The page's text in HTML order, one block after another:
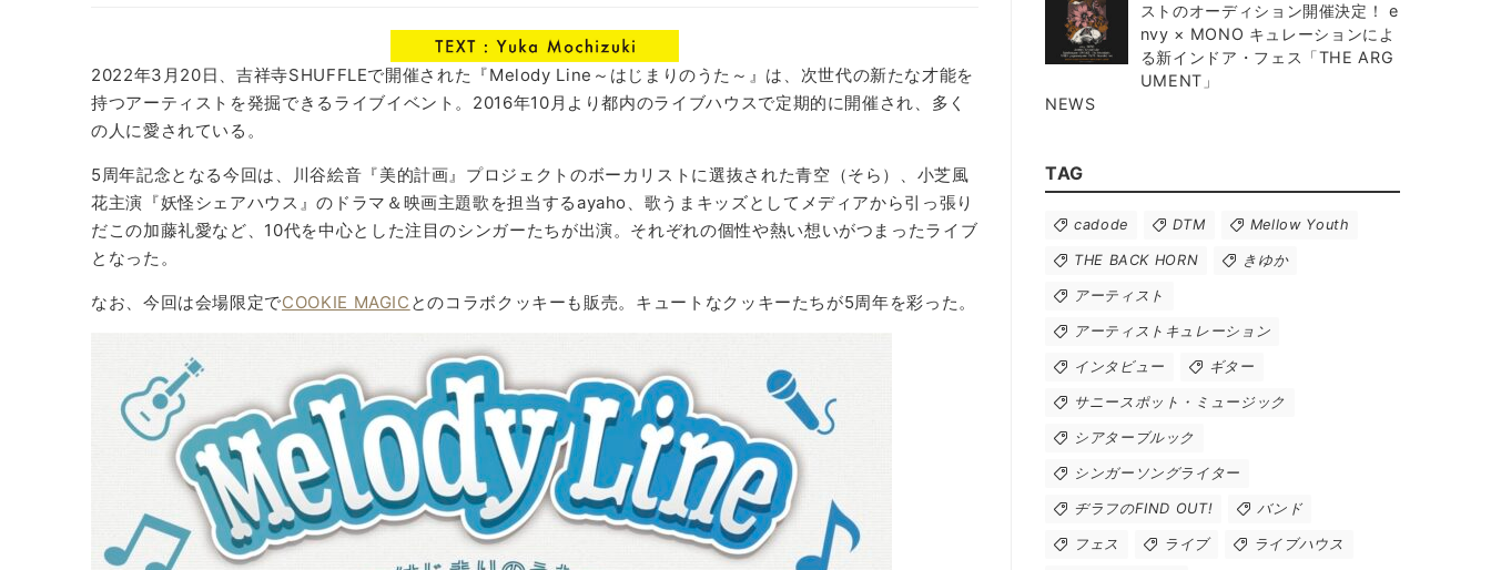
2022年3月20日、吉祥寺SHUFFLEで開催された『Melody Line～はじまりのうた～』は、次世代の新たな才能を
持つアーティストを発掘できるライブイベント。2016年10月より都内のライブハウスで定期的に開催され、多く
の人に愛されている。
5周年記念となる今回は、川谷絵音『美的計画』プロジェクトのボーカリストに選抜された青空（そら）、小芝風
花主演『妖怪シェアハウス』のドラマ＆映画主題歌を担当するayaho、歌うまキッズとしてメディアから引っ張り
だこの加藤礼愛など、10代を中心とした注目のシンガーたちが出演。それぞれの個性や熱い想いがつまったライブ
となった。
なお、今回は会場限定でCOOKIE MAGIC とのコラボクッキーも販売。キュートなクッキーたちが5周年を彩った。
ストのオーディション開催決定！ e
nvy × MONO キュレーションによ
る新インドア・フェス「THE ARG
UMENT」
NEWS
TAG
cadode DTM Mellow Youth
THE BACK HORN きゆか
アーティスト
アーティストキュレーション
インタビュー ギター
サニースポット・ミュージック
シアターブルック
シンガーソングライター
ヂラフのFIND OUT! バンド
フェス ライブ ライブハウス